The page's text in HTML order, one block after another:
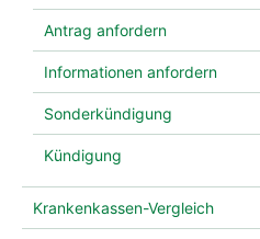
Antrag anfordern
Informationen anfordern
Sonderkündigung
Kündigung
Krankenkassen-Vergleich